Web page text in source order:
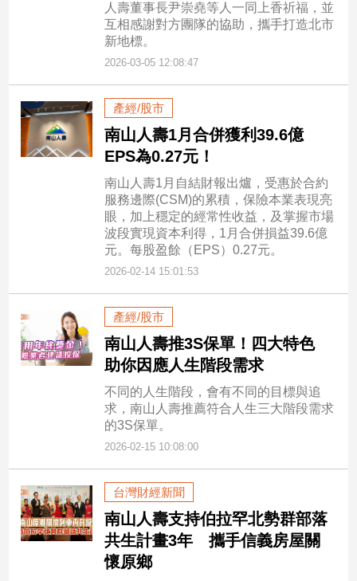
人壽董事長尹崇堯等人一同上香祈福，並
互相感謝對方團隊的協助，攜手打造北市
新地標。
2026-03-05 12:08:47
產經/股市
南山人壽1月合併獲利39.6億
EPS為0.27元！
南山人壽1月自結財報出爐，受惠於合約
服務邊際(CSM)的累積，保險本業表現亮
眼，加上穩定的經常性收益，及掌握市場
波段實現資本利得，1月合併損益39.6億
元。每股盈餘（EPS）0.27元。
2026-02-14 15:01:53
產經/股市
南山人壽推3S保單！四大特色
助你因應人生階段需求
不同的人生階段，會有不同的目標與追
求，南山人壽推薦符合人生三大階段需求
的3S保單。
2026-02-15 10:08:00
台灣財經新聞
南山人壽支持伯拉罕北勢群部落
共生計畫3年 攜手信義房屋關
懷原鄉